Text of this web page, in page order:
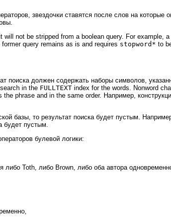
звездочки ставятся после слов на которые
not be stripped from a boolean query. For example,
former query remains as is and requires stopword* to
поиска должен содержать наборы символов,
in the FULLTEXT index for the words. Nonword
phrase and in the same order. Например,
базы, то результат поиска будет пустым.
будет пустым.
булевой логики:
Toth, либо Brown, либо оба автора